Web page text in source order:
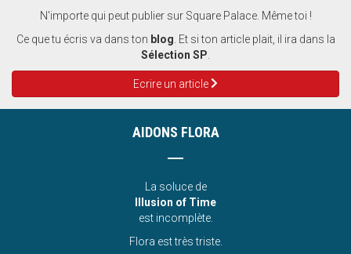
N'importe qui peut publier sur Square Palace. Même toi !
Ce que tu écris va dans ton blog . Et si ton article plait, il ira dans la
Sélection SP
Ecrire un article
AIDONS FLORA
La soluce de
Illusion of Time
est incomplète.
Flora est très triste.